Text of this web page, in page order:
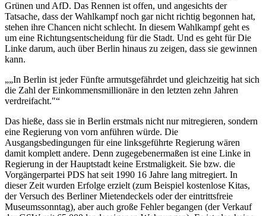
Grünen und AfD. Das Rennen ist offen, und angesichts der
Tatsache, dass der Wahlkampf noch gar nicht richtig begonnen hat,
stehen ihre Chancen nicht schlecht. In diesem Wahlkampf geht es
um eine Richtungsentscheidung für die Stadt. Und es geht für Die
Linke darum, auch über Berlin hinaus zu zeigen, dass sie gewinnen
kann.
„In Berlin ist jeder Fünfte armutsgefährdet und gleichzeitig hat sich
die Zahl der Einkommensmillionäre in den letzten zehn Jahren
verdreifacht."
Das hieße, dass sie in Berlin erstmals nicht nur mitregieren, sondern
eine Regierung von vorn anführen würde. Die
Ausgangsbedingungen für eine linksgeführte Regierung wären
damit komplett andere. Denn zugegebenermaßen ist eine Linke in
Regierung in der Hauptstadt keine Erstmaligkeit. Sie bzw. die
Vorgängerpartei PDS hat seit 1990 16 Jahre lang mitregiert. In
dieser Zeit wurden Erfolge erzielt (zum Beispiel kostenlose Kitas,
der Versuch des Berliner Mietendeckels oder der eintrittsfreie
Museumssonntag), aber auch große Fehler begangen (der Verkauf